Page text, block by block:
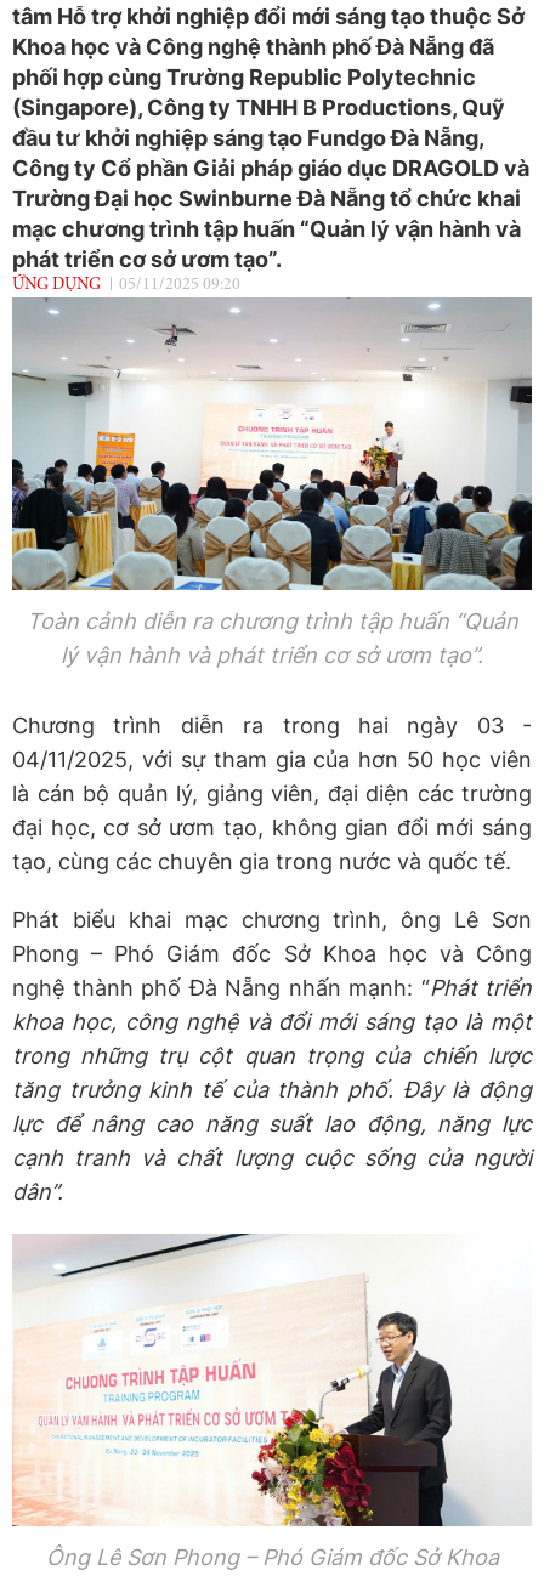
tâm Hỗ trợ khởi nghiệp đổi mới sáng tạo thuộc Sở
Khoa học và Công nghệ thành phố Đà Nẵng đã
phối hợp cùng Trường Republic Polytechnic
(Singapore), Công ty TNHH B Productions, Quỹ
đầu tư khởi nghiệp sáng tạo Fundgo Đà Nẵng,
Công ty Cổ phần Giải pháp giáo dục DRAGOLD và
Trường Đại học Swinburne Đà Nẵng tổ chức khai
mạc chương trình tập huấn “Quản lý vận hành và
phát triển cơ sở ươm tạo”.
ỨNG DỤNG 05/11/2025 09:20
Toàn cảnh diễn ra chương trình tập huấn “Quản
lý vận hành và phát triển cơ sở ươm tạo”.
Chương trình diễn ra trong hai ngày 03 -
04/11/2025, với sự tham gia của hơn 50 học viên
là cán bộ quản lý, giảng viên, đại diện các trường
đại học, cơ sở ươm tạo, không gian đổi mới sáng
tạo, cùng các chuyên gia trong nước và quốc tế.
Phát biểu khai mạc chương trình, ông Lê Sơn
Phong – Phó Giám đốc Sở Khoa học và Công
nghệ thành phố Đà Nẵng nhấn mạnh: “Phát triển
khoa học, công nghệ và đổi mới sáng tạo là một
trong những trụ cột quan trọng của chiến lược
tăng trưởng kinh tế của thành phố. Đây là động
lực để nâng cao năng suất lao động, năng lực
cạnh tranh và chất lượng cuộc sống của người
dân”.
Ông Lê Sơn Phong – Phó Giám đốc Sở Khoa